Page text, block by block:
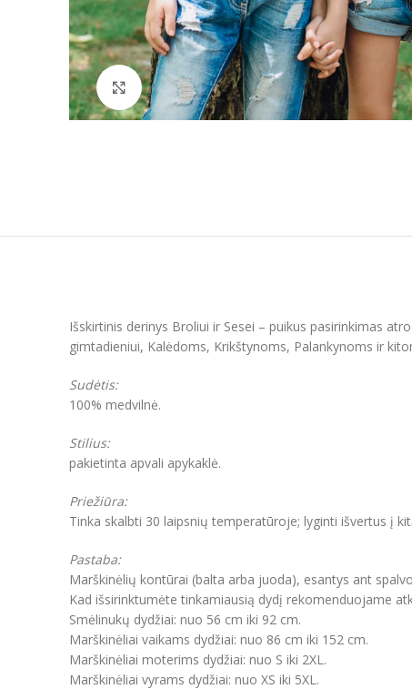
Padidinti
Išskirtinis derinys Broliui ir Sesei – puikus pasirinkimas
gimtadieniui, Kalėdoms, Krikštynoms, Palankynoms ir
Sudėtis:
100% medvilnė.
Stilius:
pakietinta apvali apykaklė.
Priežiūra:
Tinka skalbti 30 laipsnių temperatūroje; lyginti išvertus į
Pastaba:
Marškinėlių kontūrai (balta arba juoda), esantys ant
Kad išsirinktumėte tinkamiausią dydį rekomenduojame
Smėlinukų dydžiai: nuo 56 cm iki 92 cm.
Marškinėliai vaikams dydžiai: nuo 86 cm iki 152 cm.
Marškinėliai moterims dydžiai: nuo S iki 2XL.
Marškinėliai vyrams dydžiai: nuo XS iki 5XL.